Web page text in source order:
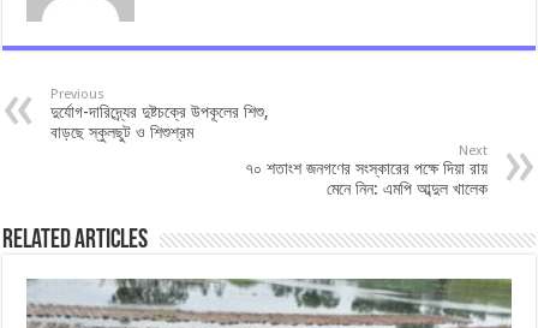
Previous
দুর্যোগ-দারিদ্র্যের দুষ্টচক্রে উপকূলের শিশু,
বাড়ছে স্কুলছুট ও শিশুশ্রম
Next
৭০ শতাংশ জনগণের সংস্কারের পক্ষে দিয়া রায়
মেনে নিন: এমপি আব্দুল খালেক
Related Articles